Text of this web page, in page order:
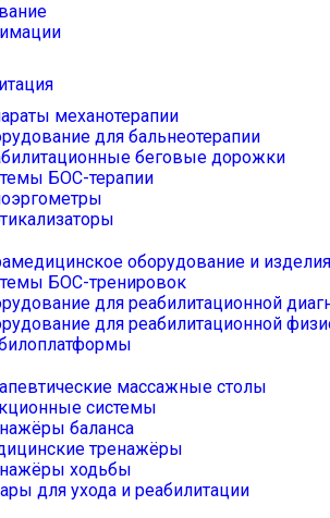
механотерапии
для бальнеотерапии
беговые дорожки
БОС-терапии
оборудование и изделия
БОС-тренировок
для реабилитационной
для реабилитационной
массажные столы
системы
баланса
тренажёры
ходьбы
для ухода и реабилитации